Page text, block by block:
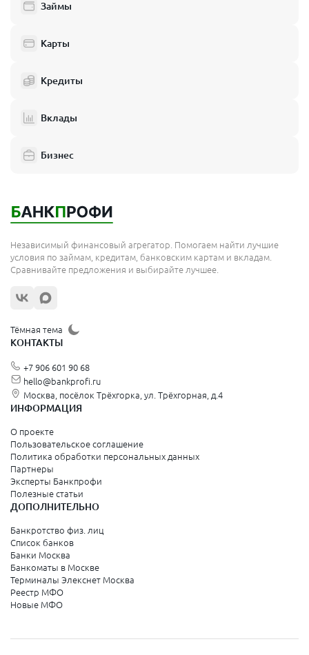
Займы
Карты
Кредиты
Вклады
Бизнес
Независимый финансовый агрегатор. Помогаем найти лучшие
условия по займам, кредитам, банковским картам и вкладам.
Сравнивайте предложения и выбирайте лучшее.
Тёмная тема
КОНТАКТЫ
+7 906 601 90 68
hello@bankprofi.ru
Москва, посёлок Трёхгорка, ул. Трёхгорная, д.4
ИНФОРМАЦИЯ
О проекте
Пользовательское соглашение
Политика обработки персональных данных
Партнеры
Эксперты Банкпрофи
Полезные статьи
ДОПОЛНИТЕЛЬНО
Банкротство физ. лиц
Список банков
Банки Москва
Банкоматы в Москве
Терминалы Элекснет Москва
Реестр МФО
Новые МФО